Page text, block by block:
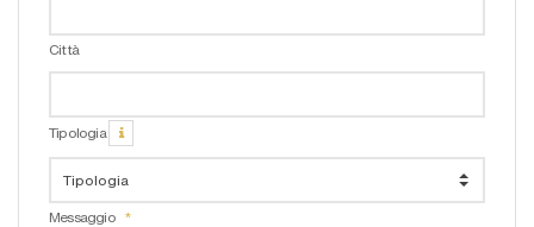
Città
Tipologia
Messaggio